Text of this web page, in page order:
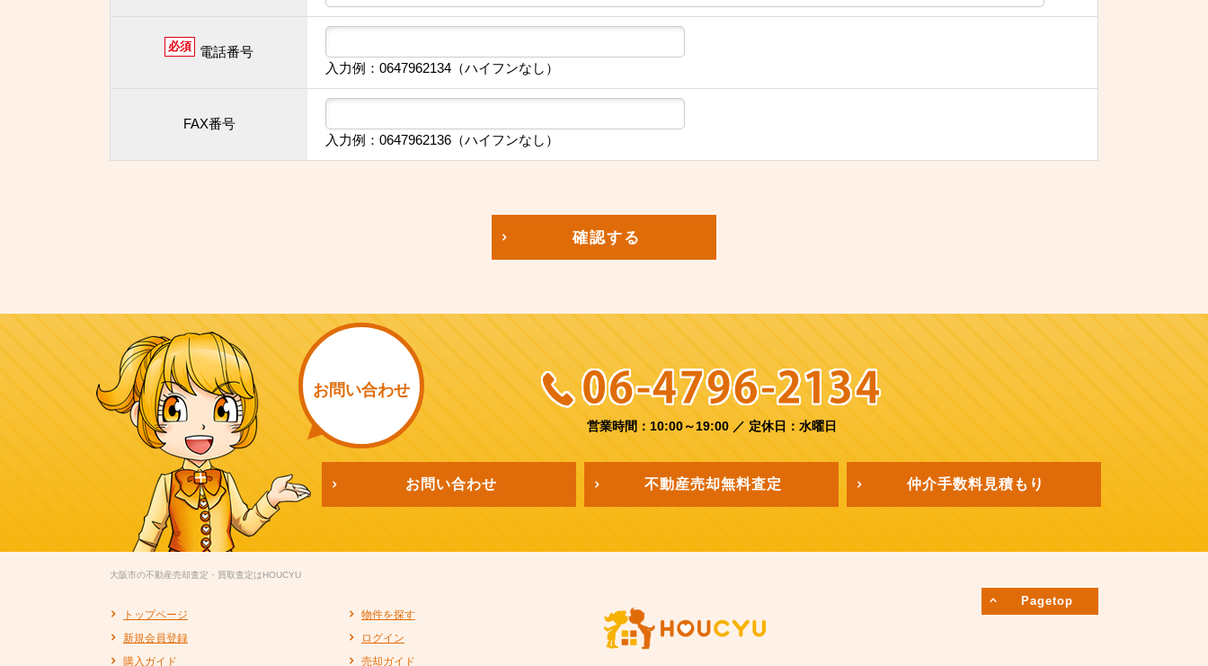
必須
電話番号
入力例：0647962134（ハイフンなし）
FAX番号
入力例：0647962136（ハイフンなし）
確認する
お問い合わせ
営業時間：10:00～19:00 ／ 定休日：水曜日
お問い合わせ 不動産売却無料査定 仲介手数料見積もり
Pagetop
大阪市の不動産売却査定・買取査定はHOUCYU
トップページ
物件を探す
新規会員登録
ログイン
購入ガイド
売却ガイド